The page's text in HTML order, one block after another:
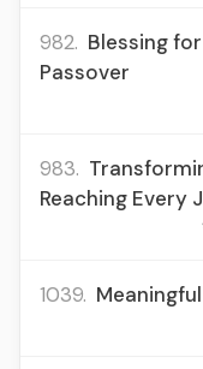
982. Blessing
Passover
983.
Reaching Every
1039.